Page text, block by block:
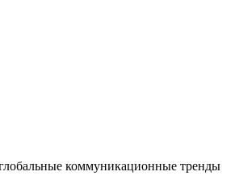
коммуникационные тренды